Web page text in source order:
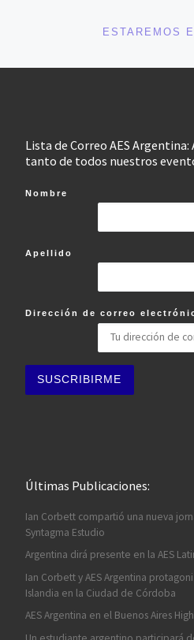
ESTAREMOS
Lista de Correo AES
tanto de todos nuestros
Nombre
Apellido
Dirección de correo
Últimas Publicaciones:
Ian Corbett compartió una nueva
Syntagma Estudio
Argentina dirá presente en la AES
Ian Corbett y AES Argentina
Islandia en la Ciudad de Córdoba
AES Argentina en el Buenos Aires